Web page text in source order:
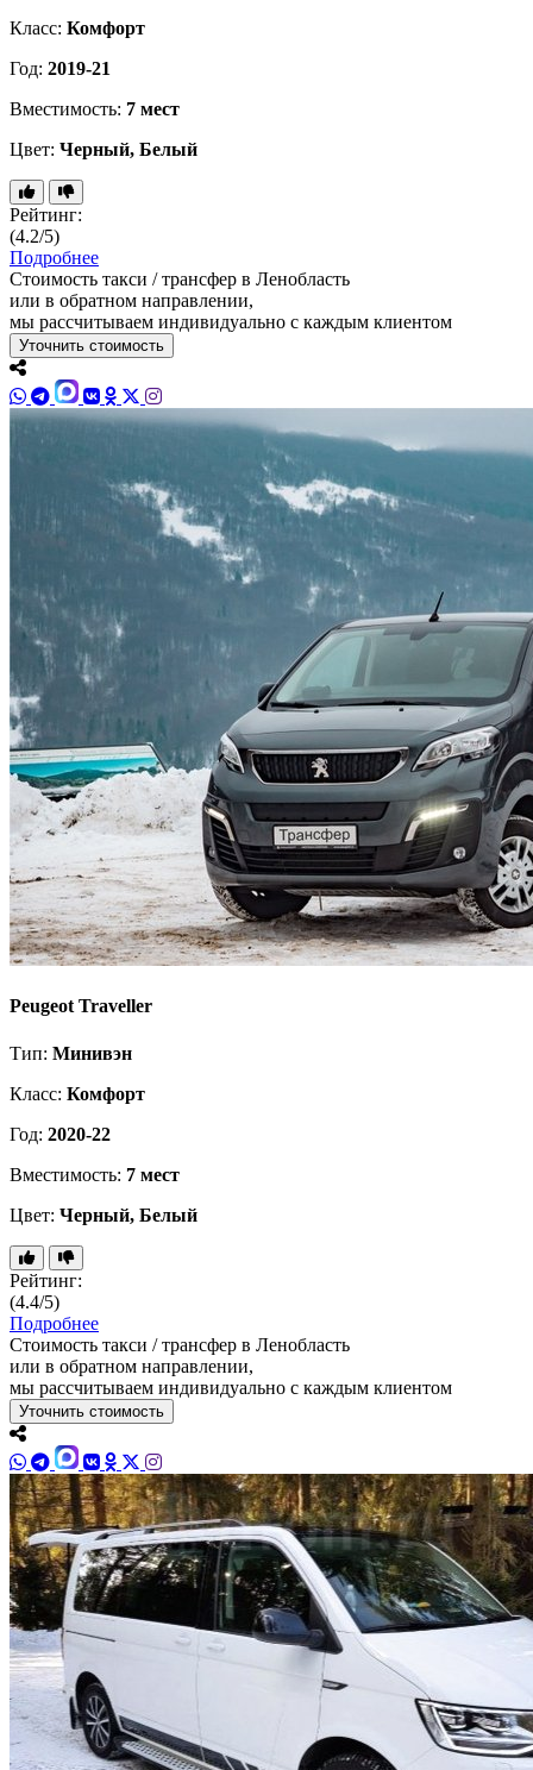
Класс: Комфорт
Год: 2019-21
Вместимость: 7 мест
Цвет: Черный, Белый
Рейтинг:
(4.2/5)
Подробнее
Стоимость такси / трансфер в Ленобласть
или в обратном направлении,
мы рассчитываем индивидуально с каждым клиентом
Уточнить стоимость
Peugeot Traveller
Тип: Минивэн
Класс: Комфорт
Год: 2020-22
Вместимость: 7 мест
Цвет: Черный, Белый
Рейтинг:
(4.4/5)
Подробнее
Стоимость такси / трансфер в Ленобласть
или в обратном направлении,
мы рассчитываем индивидуально с каждым клиентом
Уточнить стоимость